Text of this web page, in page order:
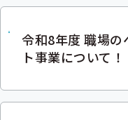
令和8年度 職場
ト事業について！